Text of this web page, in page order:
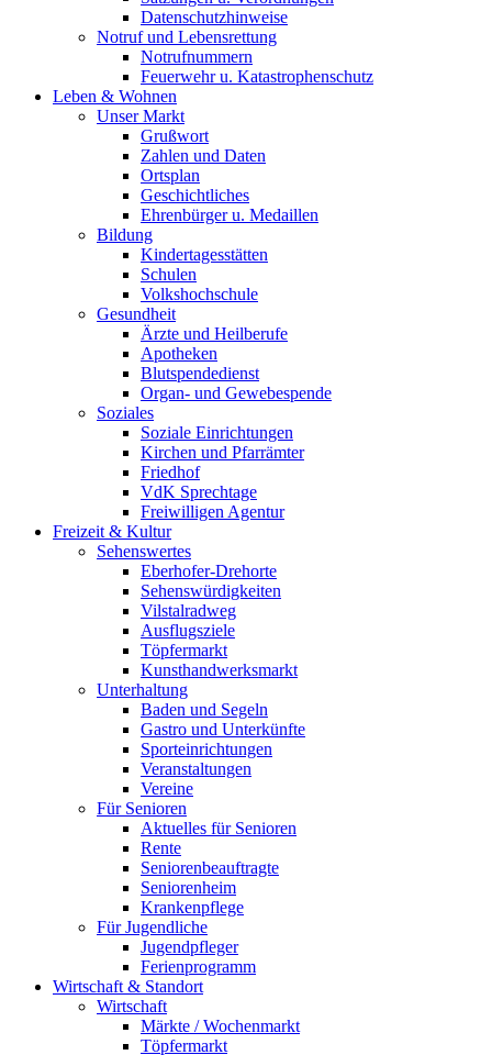
Datenschutzhinweise
Notruf und Lebensrettung
Notrufnummern
Feuerwehr u. Katastrophenschutz
Leben & Wohnen
Unser Markt
Grußwort
Zahlen und Daten
Ortsplan
Geschichtliches
Ehrenbürger u. Medaillen
Bildung
Kindertagesstätten
Schulen
Volkshochschule
Gesundheit
Ärzte und Heilberufe
Apotheken
Blutspendedienst
Organ- und Gewebespende
Soziales
Soziale Einrichtungen
Kirchen und Pfarrämter
Friedhof
VdK Sprechtage
Freiwilligen Agentur
Freizeit & Kultur
Sehenswertes
Eberhofer-Drehorte
Sehenswürdigkeiten
Vilstalradweg
Ausflugsziele
Töpfermarkt
Kunsthandwerksmarkt
Unterhaltung
Baden und Segeln
Gastro und Unterkünfte
Sporteinrichtungen
Veranstaltungen
Vereine
Für Senioren
Aktuelles für Senioren
Rente
Seniorenbeauftragte
Seniorenheim
Krankenpflege
Für Jugendliche
Jugendpfleger
Ferienprogramm
Wirtschaft & Standort
Wirtschaft
Märkte / Wochenmarkt
Töpfermarkt